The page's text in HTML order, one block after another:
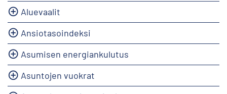
Aluevaalit
Ansiotasoindeksi
Asumisen energiankulutus
Asuntojen vuokrat